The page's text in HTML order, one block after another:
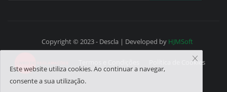
Copyright © 2023 - Descla | Developed by HJMSoft
Política de Cookies
Este website utiliza cookies. Ao continuar a navegar,
consente a sua utilização.